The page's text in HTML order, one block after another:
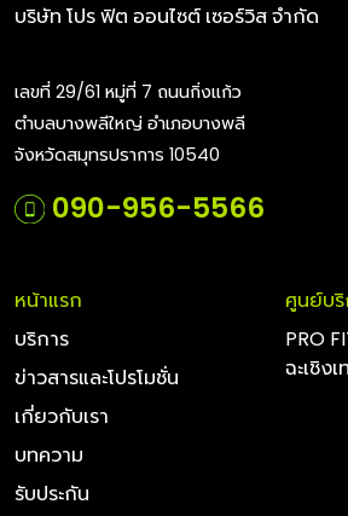
บริษัท โปร ฟิต ออนไซต์ เซอร์วิส จำกัด
เลขที่ 29/61 หมู่ที่ 7 ถนนกิ่งแก้ว
ตำบลบางพลีใหญ่ อำเภอบางพลี
จังหวัดสมุทรปราการ 10540
090-956-5566
หน้าแรก
บริการ
ข่าวสารและโปรโมชั่น
เกี่ยวกับเรา
บทความ
รับประกัน
ศูนย์บ
PRO
ฉะเชิง